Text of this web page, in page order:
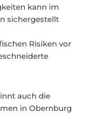
kann im
sichergestellt
Risiken vor
auch die
in Obernburg